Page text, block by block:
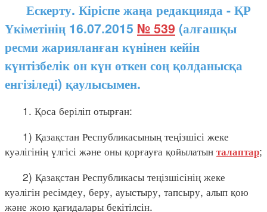
Ескерту. Кіріспе жаңа редакцияда - ҚР
Үкіметінің 16.07.2015 № 539 (алғашқы
ресми жарияланған күнінен кейін
күнтізбелік он күн өткен соң қолданысқа
енгізіледі) қаулысымен.
1. Қоса беріліп отырған:
1) Қазақстан Республикасының теңізшісі жеке
куәлігінің үлгісі және оны қорғауға қойылатын талаптар;
2) Қазақстан Республикасы теңізшісінің жеке
куәлігін ресімдеу, беру, ауыстыру, тапсыру, алып қою
және жою қағидалары бекітілсін.